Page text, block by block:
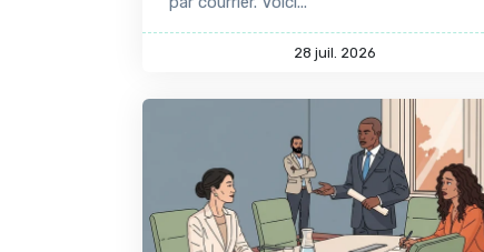
28 juil. 2026